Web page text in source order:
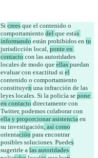
Si crees que el contenido o
comportamiento del que estás
informando están prohibidos en tu
jurisdicción local, ponte en
contacto con las autoridades
locales de modo que ellas puedan
evaluar con exactitud si el
contenido o comportamiento
constituyen una infracción de las
leyes locales. Si la policía se pone
en contacto directamente con
Twitter, podemos colaborar con
ella y proporcionar asistencia en
su investigación, así como
orientación para encontrar
posibles soluciones. Puedes
sugerirle a las autoridades